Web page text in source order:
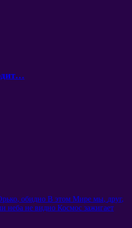
…
, обидно В этом Мире мы, друг,
неба не видно Космос зажигает